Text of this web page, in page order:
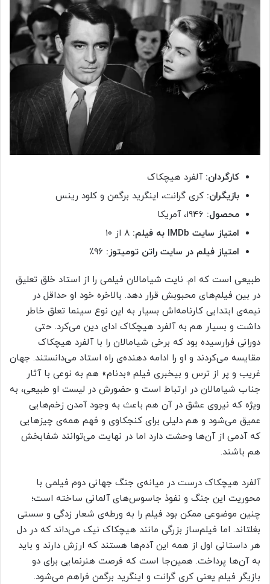
کارگردان: آلفرد هیچکاک
بازیگران: کری گرانت، اینگرید برگمن و کلود رینس
محصول:
امتیاز سایت IMDb به فیلم:
امتیاز فیلم در سایت راتن تومیتوز:
طبیعی است که ام. نایت شیامالان فیلمی را از استاد خلق تعلیق
در بین فیلم‌های محبوبش قرار دهد. بالاخره خود او حداقل در
نیمه‌ی ابتدایی کارنامه‌اش بسیار به این نوع سینما تعلق خاطر
داشت و بسیار هم به آلفرد هیچکاک ادای دین می‌کرد. حتی
دورانی فرارسیده بود که برخی شیامالان را با آلفرد هیچکاک
مقایسه می‌کردند و او را ادامه دهنده‌ی راه استاد می‌دانستند. جهان
غریب و پر از ترس و بیخبری فیلم «بدنام» هم به نوعی با آثار
جناب شیامالان در ارتباط است و حضورش در لیست او طبیعی، به
ویژه که نیروی عشق در آن هم باعث به وجود آمدن زخم‌هایی
عمیق می‌شود و هم دلیلی برای کنجکاوی و فهم همه‌ی چیزهایی
که آدمی از آن‌ها وحشت دارد اما در نهایت می‌توانند شفابخش
هم باشند.
آلفرد هیچکاک درست در میانه‌ی جنگ جهانی دوم فیلمی با
محوریت این جنگ و نفوذ جاسوس‌های‌ آلمانی ساخته است؛
چنین موضوعی ممکن بود فیلم را به ورطه‌ی شعار زدگی و سستی
بغلتاند. اما فیلم‌ساز بزرگی مانند هیچکاک نیک می‌داند که در دل
هر داستانی اول از همه این آدم‌ها هستند که ارزش دارند و باید
به آن‌ها پرداخت. همین‌جا است که فرصت هنرنمایی برای دو
بازیگر فیلم یعنی کری گرانت و اینگرید برگمن فراهم می‌شود.